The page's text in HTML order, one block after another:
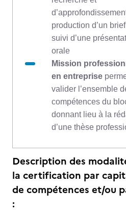
production d’un
suivi d’une
orale
Mission
en entreprise
valider l’ensemble
compétences du
donnant lieu à la
d’une thèse
Description des
la certification par
de compétences et/ou
: